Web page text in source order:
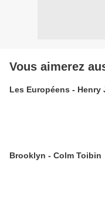
Vous aimerez
Les Européens - Henry
Brooklyn - Colm Toibin